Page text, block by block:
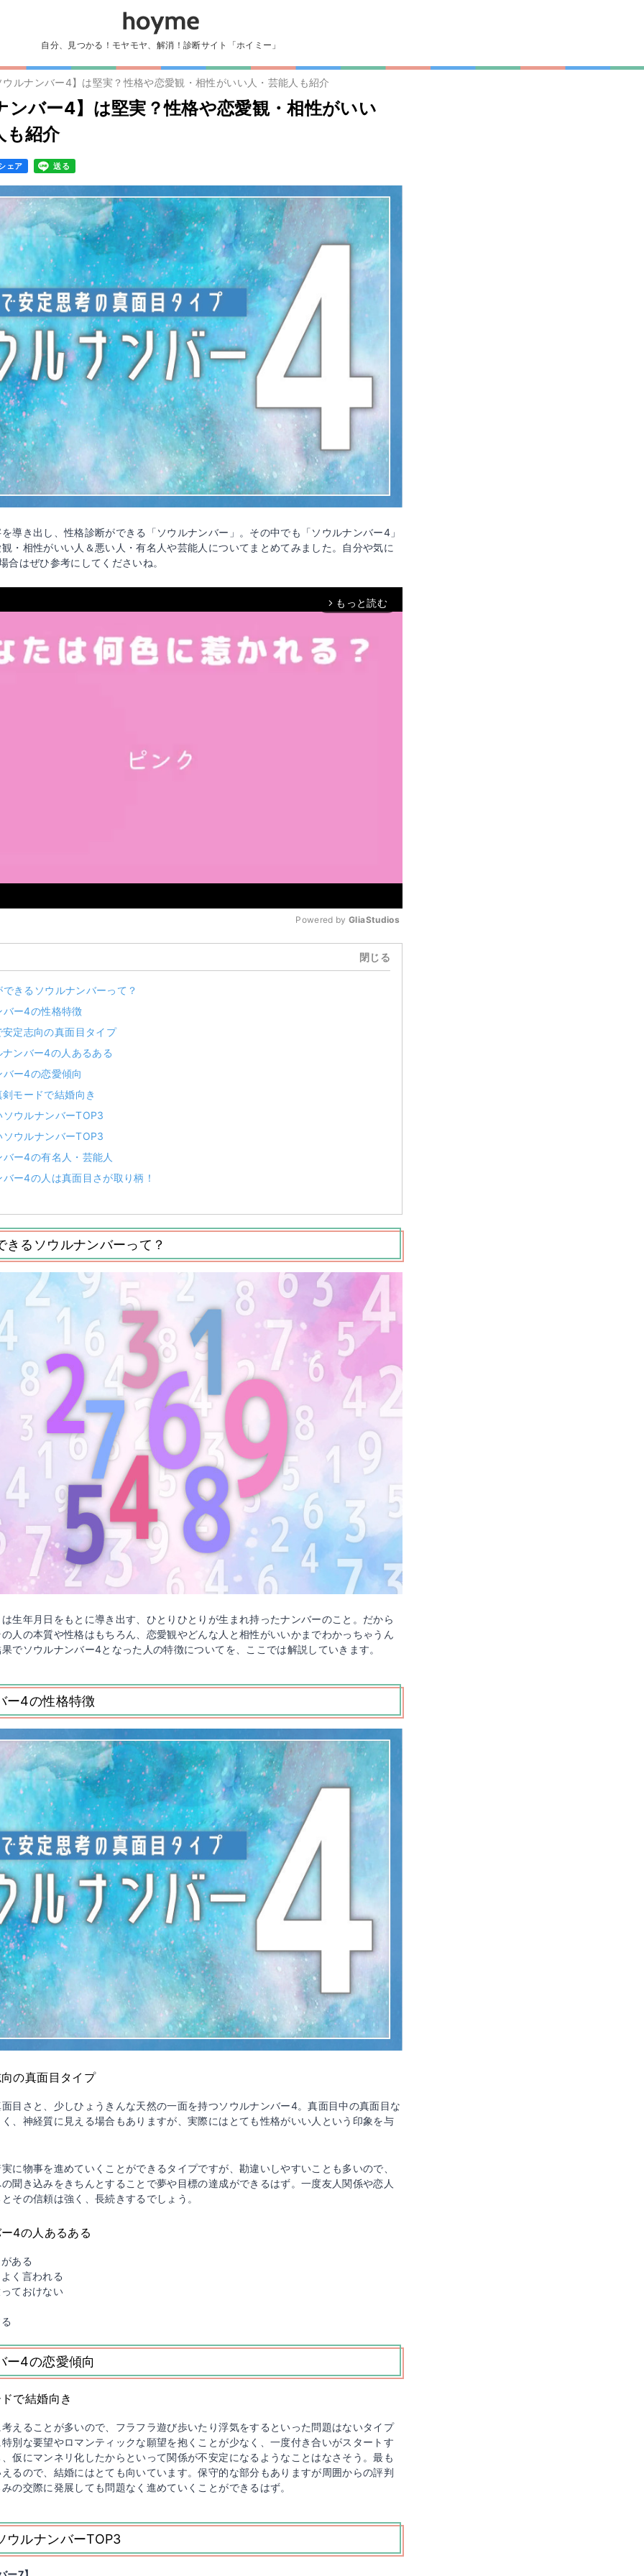
自分、見つかる！モヤモヤ、解消！診断サイト「ホイミー」
ウルナンバー4】は堅実？性格や恋愛観・相性がいい人・芸能人も紹介
ンバー4】は堅実？性格や恋愛観・相性がいい
も紹介
ェア 送る
導き出し、性格診断ができる「ソウルナンバー」。その中でも「ソウルナンバー4」
・相性がいい人＆悪い人・有名人や芸能人についてまとめてみました。自分や気に
合はぜひ参考にしてくださいね。
arrow_forward_ios もっと読む
Powered by GliaStudios
閉じる
きるソウルナンバーって？
バー4の性格特徴
安定志向の真面目タイプ
ナンバー4の人あるある
バー4の恋愛傾向
モードで結婚向き
ソウルナンバーTOP3
ソウルナンバーTOP3
ー4の有名人・芸能人
ー4の人は真面目さが取り柄！
きるソウルナンバーって？
生年月日をもとに導き出す、ひとりひとりが生まれ持ったナンバーのこと。だから
人の本質や性格はもちろん、恋愛観やどんな人と相性がいいかまでわかっちゃうん
でソウルナンバー4となった人の特徴についてを、ここでは解説していきます。
ー4の性格特徴
の真面目タイプ
目さと、少しひょうきんな天然の一面を持つソウルナンバー4。真面目中の真面目な
、神経質に見える場合もありますが、実際にはとても性格がいい人という印象を与
に物事を進めていくことができるタイプですが、勘違いしやすいことも多いので、
聞き込みをきちんとすることで夢や目標の達成ができるはず。一度友人関係や恋人
その信頼は強く、長続きするでしょう。
4の人あるある
ある
く言われる
ておけない
ー4の恋愛傾向
で結婚向き
えることが多いので、フラフラ遊び歩いたり浮気をするといった問題はないタイプ
別な要望やロマンティックな願望を抱くことが少なく、一度付き合いがスタートす
仮にマンネリ化したからといって関係が不安定になるようなことはなさそう。最も
るので、結婚にはとても向いています。保守的な部分もありますが周囲からの評判
の交際に発展しても問題なく進めていくことができるはず。
ウルナンバーTOP3